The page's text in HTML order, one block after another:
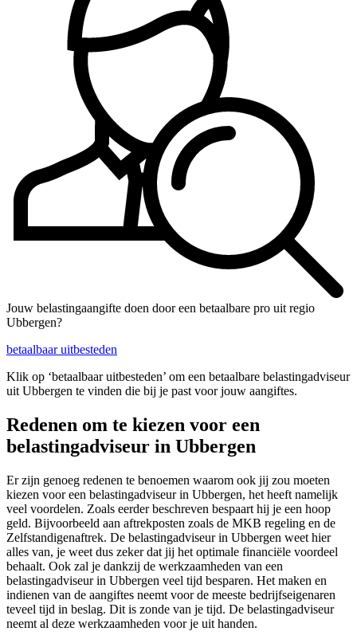
Jouw belastingaangifte doen door een betaalbare pro uit regio
Ubbergen?
betaalbaar uitbesteden
Klik op ‘betaalbaar uitbesteden’ om een betaalbare belastingadviseur
uit Ubbergen te vinden die bij je past voor jouw aangiftes.
Redenen om te kiezen voor een
belastingadviseur in Ubbergen
Er zijn genoeg redenen te benoemen waarom ook jij zou moeten
kiezen voor een belastingadviseur in Ubbergen, het heeft namelijk
veel voordelen. Zoals eerder beschreven bespaart hij je een hoop
geld. Bijvoorbeeld aan aftrekposten zoals de MKB regeling en de
Zelfstandigenaftrek. De belastingadviseur in Ubbergen weet hier
alles van, je weet dus zeker dat jij het optimale financiële voordeel
behaalt. Ook zal je dankzij de werkzaamheden van een
belastingadviseur in Ubbergen veel tijd besparen. Het maken en
indienen van de aangiftes neemt voor de meeste bedrijfseigenaren
teveel tijd in beslag. Dit is zonde van je tijd. De belastingadviseur
neemt al deze werkzaamheden voor je uit handen.